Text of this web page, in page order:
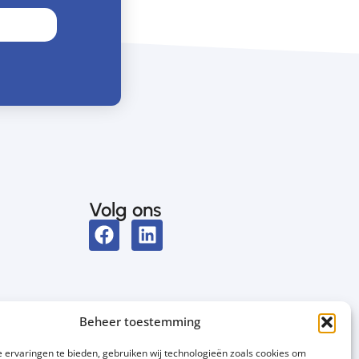
Beheer toestemming
ervaringen te bieden, gebruiken wij technologieën zoals cookies om
Volg ons